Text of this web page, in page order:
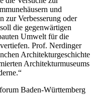
und
zur Verbesserung oder
die gegenwärtigen
Umwelt für die
Prof. Nerdinger
Architekturgeschichte
Architekturmuseums
Baden-Württemberg